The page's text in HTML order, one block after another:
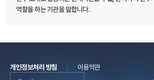
역할을 하는 기관을 말합니다.
개인정보처리 방침
이용약관